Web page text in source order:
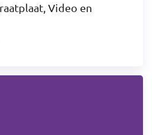
Video en